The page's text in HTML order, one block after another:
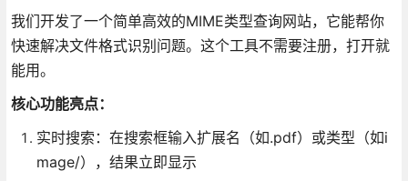
我们开发了一个简单高效的MIME类型查询网站，它能帮你
快速解决文件格式识别问题。这个工具不需要注册，打开就
能用。
核心功能亮点：
实时搜索：在搜索框输入扩展名（如.pdf）或类型（如i
mage/），结果立即显示